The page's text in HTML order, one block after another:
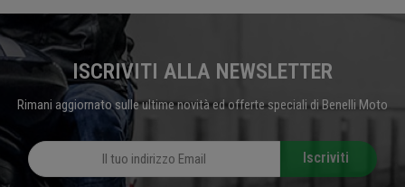
ISCRIVITI ALLA NEWSLETTER
Rimani aggiornato sulle ultime novità ed offerte speciali di Benelli Moto
Iscriviti